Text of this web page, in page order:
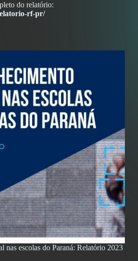
do relatório:
rf-pr/
nas escolas do Paraná: Relatório 2023